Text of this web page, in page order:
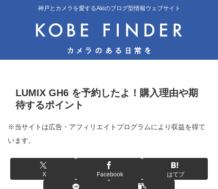
神戸とカメラを愛するAkiのブログ型情報ウェブサイト
LUMIX GH6 を予約したよ！購入理由や期
待するポイント
※当サイトは広告・アフィリエイトプログラムにより収益を得て
います。
X Facebook はてブ